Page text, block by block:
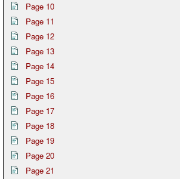
Page 10
Page 11
Page 12
Page 13
Page 14
Page 15
Page 16
Page 17
Page 18
Page 19
Page 20
Page 21